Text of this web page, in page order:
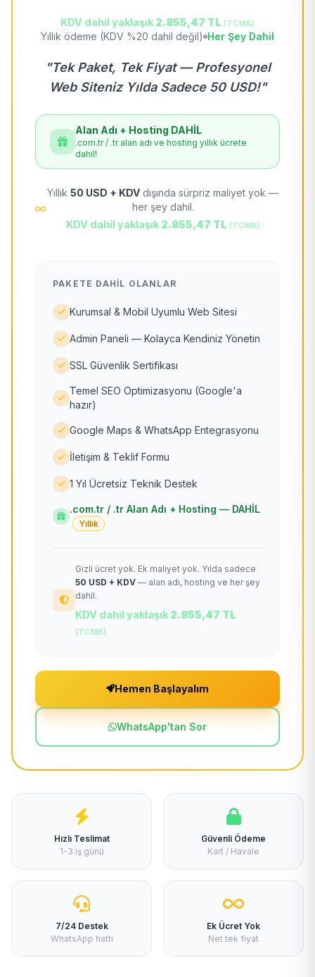
KDV dahil yaklaşık 2.855,47 TL (TCMB)
Yıllık ödeme (KDV %20 dahil değil) Her Şey Dahil
"Tek Paket, Tek Fiyat — Profesyonel
Web Siteniz Yılda Sadece 50 USD!"
Alan Adı + Hosting DAHİL
.com.tr / .tr alan adı ve hosting yıllık ücrete
dahil!
Yıllık 50 USD + KDV dışında sürpriz maliyet yok —
her şey dahil.
KDV dahil yaklaşık 2.855,47 TL (TCMB)
PAKETE DAHIL OLANLAR
Kurumsal & Mobil Uyumlu Web Sitesi
Admin Paneli — Kolayca Kendiniz Yönetin
SSL Güvenlik Sertifikası
Temel SEO Optimizasyonu (Google'a
hazır)
Google Maps & WhatsApp Entegrasyonu
İletişim & Teklif Formu
1 Yıl Ücretsiz Teknik Destek
.com.tr / .tr Alan Adı + Hosting — DAHİL
Yıllık
Gizli ücret yok. Ek maliyet yok. Yılda sadece
50 USD + KDV — alan adı, hosting ve her şey
dahil.
KDV dahil yaklaşık 2.855,47 TL
(TCMB)
Hemen Başlayalım
WhatsApp'tan Sor
Hızlı Teslimat
1-3 iş günü
Güvenli Ödeme
Kart / Havale
7/24 Destek
WhatsApp hattı
Ek Ücret Yok
Net tek fiyat